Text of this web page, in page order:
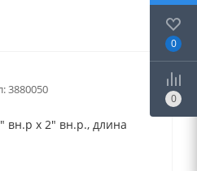
3880050
вн.р х 2" вн.р., длина
0
0